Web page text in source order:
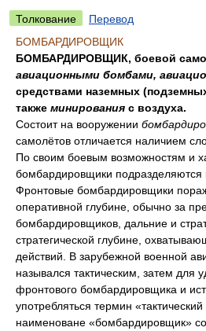
Толкование
Перевод
БОМБАРДИРОВЩИК
БОМБАРДИРОВЩИК, боевой
авиационными бомбами,
средствами наземных
также минирования с воздуха.
Состоит на вооружении
самолётов отличается наличием
По своим боевым возможностям и
бомбардировщики подразделяются
Фронтовые бомбардировщики
оперативной глубине, обычно за
бомбардировщиков, дальние и
стратегической глубине,
действий. В зарубежной военной
назывался тактическим, затем для
фронтового бомбардировщика и
употребляться термин
наименоване «бомбардировщик»